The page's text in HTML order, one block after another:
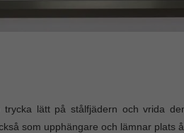
lätt på stålfjädern och vrida
som upphängare och lämnar plats